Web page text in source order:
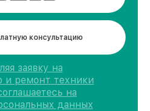
консультацию
заявку на
и ремонт техники
на
данных